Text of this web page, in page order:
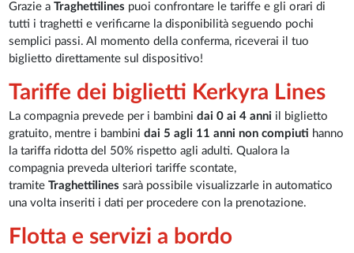
Grazie aTraghettilines puoi confrontare le tariffe e gli orari di
tutti i traghetti e verificarne la disponibilità seguendo pochi
semplici passi. Al momento della conferma, riceverai il tuo
biglietto direttamente sul dispositivo!
Tariffe dei biglietti Kerkyra Lines
La compagnia prevede per i bambinidai 0 ai 4 anni il biglietto
gratuito, mentre i bambini dai 5 agli 11 anni non compiuti hanno
la tariffa ridotta del 50% rispetto agli adulti. Qualora la
compagnia preveda ulteriori tariffe scontate,
tramiteTraghettilines sarà possibile visualizzarle in automatico
una volta inseriti i dati per procedere con la prenotazione.
Flotta e servizi a bordo